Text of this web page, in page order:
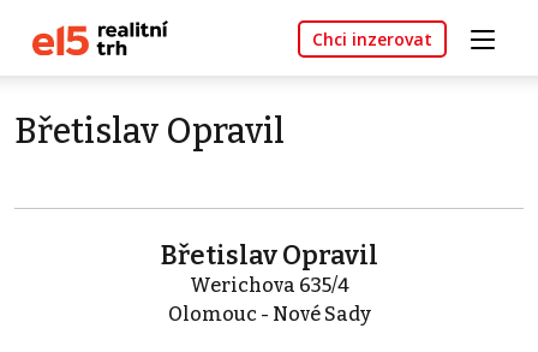
Chci inzerovat
Břetislav Opravil
Břetislav Opravil
Werichova 635/4
Olomouc - Nové Sady